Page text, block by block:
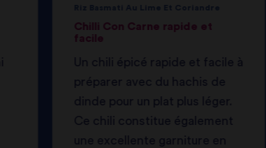
Chilli Con Carne rapide et
facile
Un chili épicé rapide et facile à
préparer avec du hachis de
dinde pour un plat plus léger.
Ce chili constitue également
une excellente garniture en